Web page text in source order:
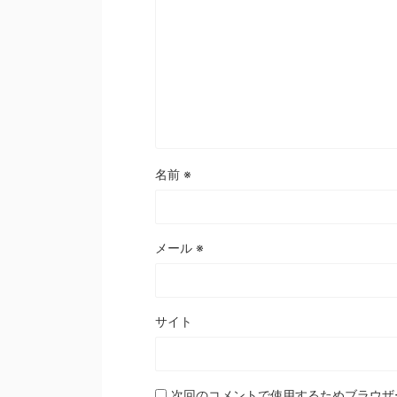
名前 ※
メール ※
サイト